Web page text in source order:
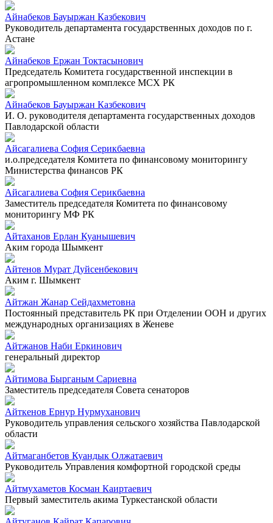
Айнабеков Бауыржан Казбекович
Руководитель департамента государственных доходов по г.
Астане
Айнабеков Ержан Токтасынович
Председатель Комитета государственной инспекции в
агропромышленном комплексе МСХ РК
Айнабеков Бауыржан Казбекович
И. О. руководителя департамента государственных доходов
Павлодарской области
Айсагалиева София Серикбаевна
и.о.председателя Комитета по финансовому мониторингу
Министерства финансов РК
Айсагалиева София Серикбаевна
Заместитель председателя Комитета по финансовому
мониторингу МФ РК
Айтаханов Ерлан Куанышевич
Аким города Шымкент
Айтенов Мурат Дуйсенбекович
Аким г. Шымкент
Айтжан Жанар Сейдахметовна
Постоянный представитель РК при Отделении ООН и других
международных организациях в Женеве
Айтжанов Наби Еркинович
генеральный директор
Айтимова Бырганым Сариевна
Заместитель председателя Совета сенаторов
Айткенов Ернур Нурмуханович
Руководитель управления сельского хозяйства Павлодарской
области
Айтмаганбетов Куандык Олжатаевич
Руководитель Управления комфортной городской среды
Айтмухаметов Косман Каиртаевич
Первый заместитель акима Туркестанской области